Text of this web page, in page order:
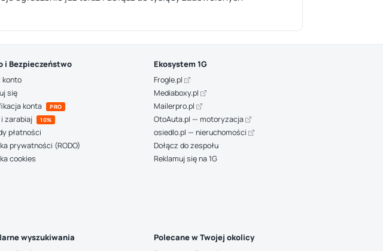
i Bezpieczeństwo
konto
się
konta
PRO
zarabiaj 10%
płatności
prywatności (RODO)
cookies
Ekosystem 1G
Frogle.pl
Mediaboxy.pl
Mailerpro.pl
OtoAuta.pl — motoryzacja
osiedlo.pl — nieruchomości
Dołącz do zespołu
Reklamuj się na 1G
wyszukiwania Polecane w Twojej okolicy